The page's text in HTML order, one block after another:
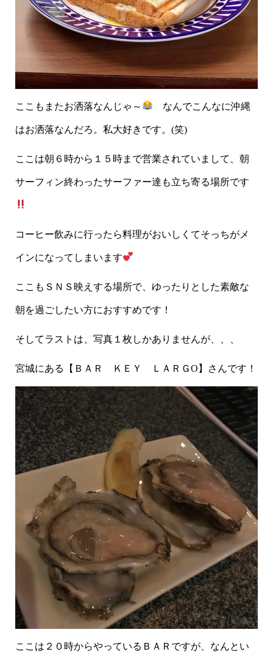
ここもまたお洒落なんじゃ～ なんでこんなに沖縄
はお洒落なんだろ。私大好きです。(笑)
ここは朝６時から１５時まで営業されていまして、朝
サーフィン終わったサーファー達も立ち寄る場所です
コーヒー飲みに行ったら料理がおいしくてそっちがメ
インになってしまいます
ここもＳＮＳ映えする場所で、ゆったりとした素敵な
朝を過ごしたい方におすすめです！
そしてラストは、写真１枚しかありませんが、、、
宮城にある【ＢＡＲ ＫＥＹ ＬＡＲＧO】さんです！
ここは２０時からやっているＢＡＲですが、なんとい